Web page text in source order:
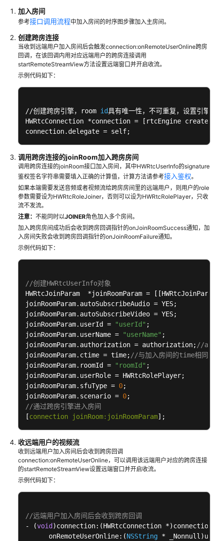
视
频
通
话
（iOS）
环
境
备
屏
幕
共
享
通
话
量
监
测
音
效
播
原
始
音
频
数
（音
频
前
后
处
理）
音
频
自
加入房间
参考接口调用流程中加入房间的时序图步骤加入主房间。
创建跨房连接
当收到远端用户加入房间后会触发connection:onRemoteUserOnline跨房
回调，在该回调内用对应远端用户的跨房连接调用
startRemoteStreamView方法设置远端窗口并开启收流。
示例代码如下：
//创建跨房引擎，room id具有唯一性，不可重复，设置引擎
HWRtcConnection *connection = [rtcEngine
connection.delegate = self;
调用跨房连接的joinRoom加入跨房房间
调用跨房连接的joinRoom接口加入房间，其中HWRtcUserInfo的signature
鉴权签名字符串需要填入正确的计算值，计算方法请参考接入鉴权。
如果本端需要发送音频或者视频流给跨房房间里的远端用户，则用户的role
参数需要设为HWRtcRoleJoiner，否则可以设为HWRtcRolePlayer，只收
流不发流。
注意： 不能同时以JOINER角色加入多个房间。
加入跨房房间成功后会收到跨房回调指针的onJoinRoomSuccess通知，加
入房间失败会收到跨房回调指针的onJoinRoomFailure通知。
示例代码如下：
//创建HWRtcUserInfo对象
HWRtcJoinParam  *joinRoomParam =
joinRoomParam.autoSubscribeAudio = YES;
joinRoomParam.autoSubscribeVideo = YES;
joinRoomParam.userId =
"userId" ;
joinRoomParam.userName =
"userName" ;
joinRoomParam.authorization = authorization; //
joinRoomParam.ctime = time; //与加入房间的time相同
joinRoomParam.roomId =
"roomId" ;
joinRoomParam.userRole = HWRtcRolePlayer;
joinRoomParam.sfuType = 0;
joinRoomParam.scenario = 0
//通过跨房引擎进入房间
[connection joinRoom:joinRoomParam];
收远端用户的视频流
收到远端用户加入房间后会收到跨房回调
connection:onRemoteUserOnline，可以调用该远端用户对应的跨房连接
的startRemoteStreamView设置远端窗口并开启收流。
示例代码如下：
//远端用户加入房间后会收到跨房回调
- (void )connection:(HWRtcConnection *)connection
      onRemoteUserOnline:(
NSString *